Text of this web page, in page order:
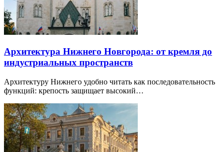
Архитектура Нижнего Новгорода: от кремля до
индустриальных пространств
Архитектуру Нижнего удобно читать как последовательность
функций: крепость защищает высокий…